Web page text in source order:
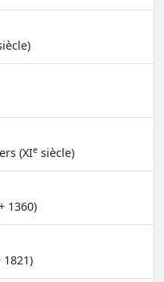
(XIe siècle)
1360)